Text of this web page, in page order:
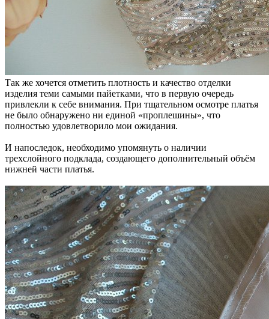
Так же хочется отметить плотность и качество отделки
изделия теми самыми пайетками, что в первую очередь
привлекли к себе внимания. При тщательном осмотре платья
не было обнаружено ни единой «проплешины», что
полностью удовлетворило мои ожидания.
И напоследок, необходимо упомянуть о наличии
трехслойного подклада, создающего дополнительный объём
нижней части платья.